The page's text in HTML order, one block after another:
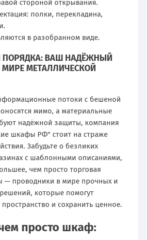
стороной открывания.
полки, перекладина,
в разобранном виде.
ПОРЯДКА: ВАШ НАДЁЖНЫЙ
МЕТАЛЛИЧЕСКОЙ
потоки с бешеной
мимо, а материальные
надёжной защиты, компания
шкафы РФ" стоит на страже
Забудьте о безликих
с шаблонными описаниями,
чем просто торговая
— проводники в мире прочных и
которые помогут
пространство и сохранить ценное.
просто шкаф: